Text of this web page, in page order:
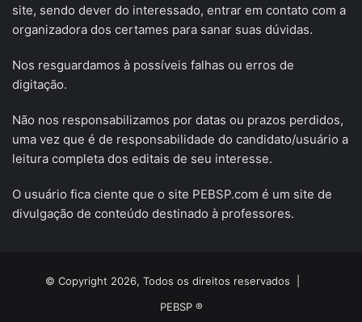
site, sendo dever do interessado, entrar em contato com a
organizadora dos certames para sanar suas dúvidas.
Nos resguardamos à possíveis falhas ou erros de
digitação.
Não nos responsabilizamos por datas ou prazos perdidos,
uma vez que é de responsabilidade do candidato/usuário a
leitura completa dos editais de seu interesse.
O usuário fica ciente que o site PEBSP.com é um site de
divulgação de conteúdo destinado à professores.
© Copyright 2026, Todos os direitos reservados |
PEBSP ®